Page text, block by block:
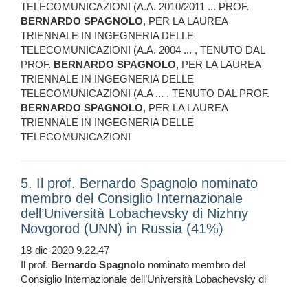
TELECOMUNICAZIONI (A.A. 2010/2011 ... PROF.
BERNARDO SPAGNOLO, PER LA LAUREA
TRIENNALE IN INGEGNERIA DELLE
TELECOMUNICAZIONI (A.A. 2004 ... , TENUTO DAL
PROF. BERNARDO SPAGNOLO, PER LA LAUREA
TRIENNALE IN INGEGNERIA DELLE
TELECOMUNICAZIONI (A.A ... , TENUTO DAL PROF.
BERNARDO SPAGNOLO, PER LA LAUREA
TRIENNALE IN INGEGNERIA DELLE
TELECOMUNICAZIONI
5. Il prof. Bernardo Spagnolo nominato
membro del Consiglio Internazionale
dell’Università Lobachevsky di Nizhny
Novgorod (UNN) in Russia (41%)
18-dic-2020 9.22.47
Il prof. Bernardo Spagnolo nominato membro del
Consiglio Internazionale dell’Università Lobachevsky di